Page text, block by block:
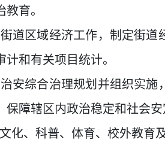
育。
道区域经济工作，制定街
和有关项目统计。
安综合治理规划并组织实
障辖区内政治稳定和社会安
化、科普、体育、校外教育